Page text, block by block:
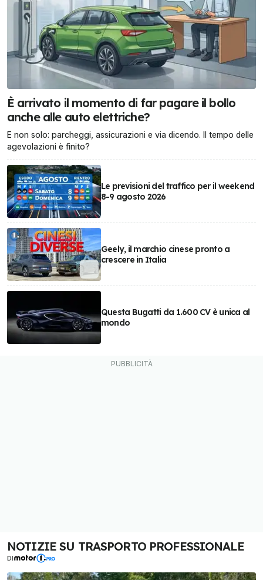
È arrivato il momento di far pagare il bollo
anche alle auto elettriche?
E non solo: parcheggi, assicurazioni e via dicendo. Il tempo delle
agevolazioni è finito?
Le previsioni del traffico per il weekend
8-9 agosto 2026
Geely, il marchio cinese pronto a
crescere in Italia
Questa Bugatti da 1.600 CV è unica al
mondo
NOTIZIE SU TRASPORTO PROFESSIONALE
DI